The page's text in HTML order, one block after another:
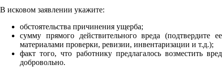
В исковом заявлении укажите:
обстоятельства причинения ущерба;
сумму прямого действительного вреда (подтвердите ее
материалами проверки, ревизии, инвентаризации и т.д.);
факт того, что работнику предлагалось возместить вред
добровольно.